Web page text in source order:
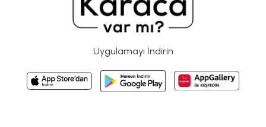
Uygulamayı İndirin